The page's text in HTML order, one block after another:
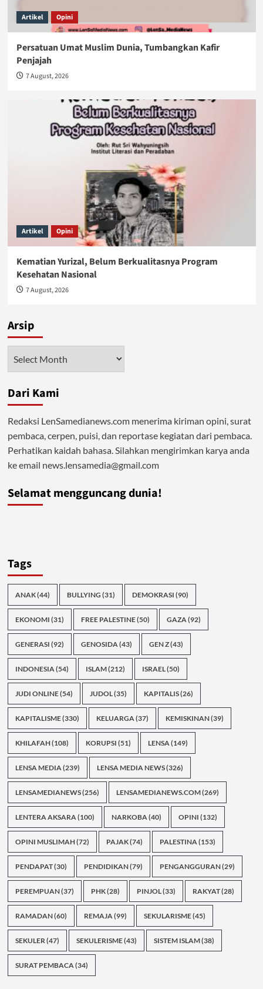
Artikel Opini
Persatuan Umat Muslim Dunia, Tumbangkan Kafir
Penjajah
7 August, 2026
Artikel Opini
Kematian Yurizal, Belum Berkualitasnya Program
Kesehatan Nasional
7 August, 2026
Arsip
Dari Kami
Redaksi LenSamedianews.com menerima kiriman opini, surat
pembaca, cerpen, puisi, dan reportase kegiatan dari pembaca.
Perhatikan kaidah bahasa. Silahkan mengirimkan karya anda
ke email news.lensamedia@gmail.com
Selamat mengguncang dunia!
Tags
ANAK(44) BULLYING (31) DEMOKRASI (90)
EKONOMI (31) FREE PALESTINE(50) GAZA (92)
GENERASI (92) GENOSIDA (43) GEN Z(43)
INDONESIA (54) ISLAM(212) ISRAEL(50)
JUDI ONLINE(54) JUDOL(35) KAPITALIS(26)
KAPITALISME(330) KELUARGA (37) KEMISKINAN(39)
KHILAFAH(108) KORUPSI (51) LENSA (149)
LENSA MEDIA (239) LENSA MEDIA NEWS(326)
LENSAMEDIANEWS(256) LENSAMEDIANEWS.COM(269)
LENTERA AKSARA (100) NARKOBA (40) OPINI (132)
OPINI MUSLIMAH(72) PAJAK(74) PALESTINA (153)
PENDAPAT(30) PENDIDIKAN(79) PENGANGGURAN(29)
PEREMPUAN(37) PHK(28) PINJOL(33) RAKYAT(28)
RAMADAN(60) REMAJA (99) SEKULARISME(45)
SEKULER (47) SEKULERISME(43) SISTEM ISLAM(38)
SURAT PEMBACA (34)